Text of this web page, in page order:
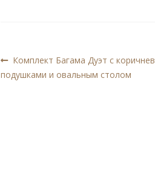
Навигация
по
Предыдущая
запись:
Комплект Багама Дуэт с
подушками и овальным столом